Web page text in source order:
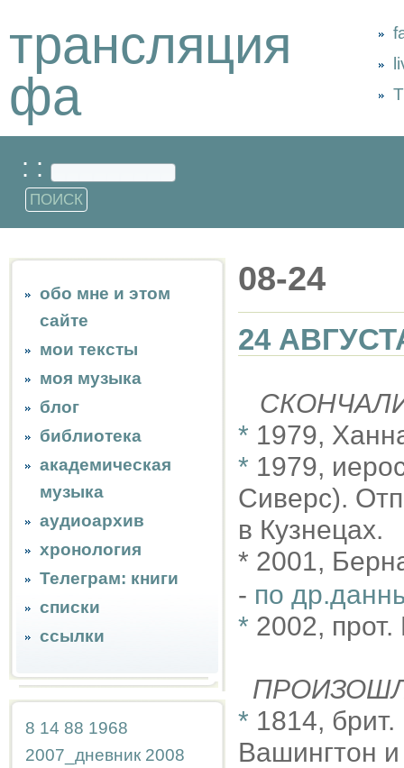
трансляция
фа
: :
обо мне и этом
сайте
мои тексты
моя музыка
блог
библиотека
академическая
музыка
аудиоархив
хронология
Телеграм: книги
списки
ссылки
8 14 88 1968
2007_дневник 2008
08-24
24
* 1979,
* 1979,
Сиверс).
в Кузнецах.
* 2001,
- по
* 2002,
* 1814,
Вашингтон